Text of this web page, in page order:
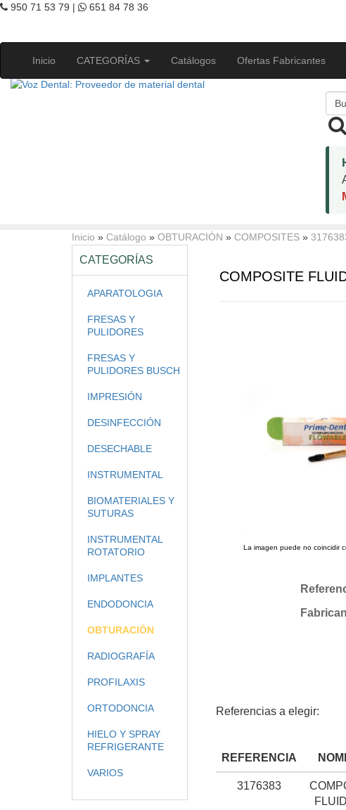
950 71 53 79 | 651 84 78 36
Inicio CATEGORÍAS Catálogos Ofertas Fabricantes
Inicio » Catálogo » OBTURACIÓN » COMPOSITES »
CATEGORÍAS
APARATOLOGIA
FRESAS Y
PULIDORES
FRESAS Y
PULIDORES BUSCH
IMPRESIÓN
DESINFECCIÓN
DESECHABLE
INSTRUMENTAL
BIOMATERIALES Y
SUTURAS
INSTRUMENTAL
ROTATORIO
IMPLANTES
ENDODONCIA
OBTURACIÓN
RADIOGRAFÍA
PROFILAXIS
ORTODONCIA
HIELO Y SPRAY
REFRIGERANTE
VARIOS
COMPOSITE
La imagen puede no coincidir
Referencias a elegir:
REFERENCIA
3176383